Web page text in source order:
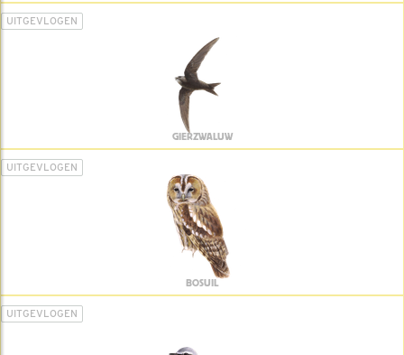
UITGEVLOGEN
GIERZWALUW
UITGEVLOGEN
BOSUIL
UITGEVLOGEN